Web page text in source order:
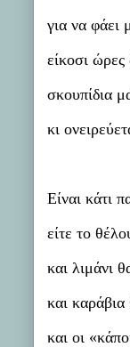
για να φάει
είκοσι ώρες
σκουπίδια
κι
Είναι κάτι
είτε το
και λιμάνι
και καράβια
και οι